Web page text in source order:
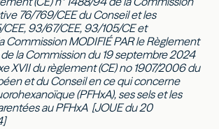
76/769/CEE du Conseil et les
93/67/CEE, 93/105/CE et
Commission MODIFIÉ PAR le Règlement
la Commission du 19 septembre 2024
XVII du règlement (CE) no 1907/2006 du
et du Conseil en ce qui concerne
(PFHxA), ses sels et les
au PFHxA [JOUE du 20